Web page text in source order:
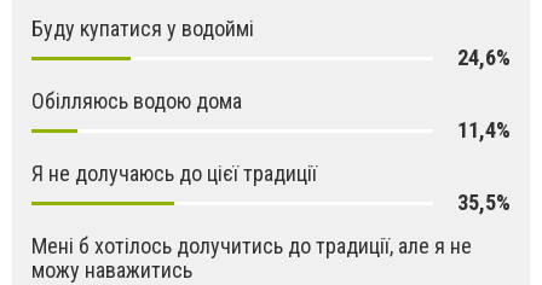
Буду купатися у водоймі
24,6%
Обілляюсь водою дома
11,4%
Я не долучаюсь до цієї традиції
35,5%
Мені б хотілось долучитись до традиції, але я не
можу наважитись